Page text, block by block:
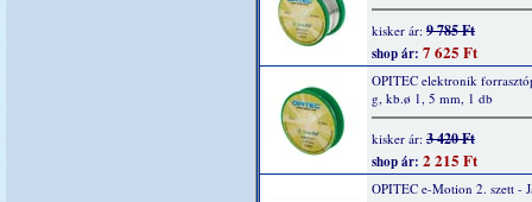
kisker ár: 9 785 Ft
shop ár: 7 625 Ft
OPITEC elektronik
g, kb.ø 1, 5 mm, 1 db
kisker ár: 3 420 Ft
shop ár: 2 215 Ft
OPITEC e-Motion 2. szett -